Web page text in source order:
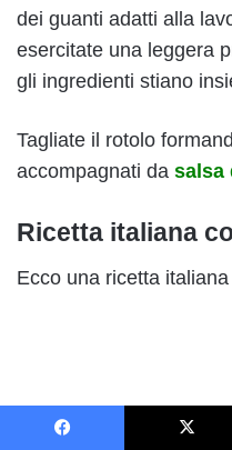
dei guanti adatti alla
esercitate una leggera
gli ingredienti stiano
Tagliate il rotolo
accompagnati da salsa
Ricetta italiana
Ecco una ricetta